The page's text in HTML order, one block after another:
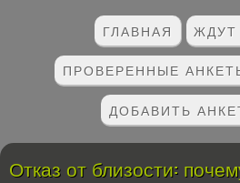
ГЛАВНАЯ ЖДУТ
ПРОВЕРЕННЫЕ
ДОБАВИТЬ
Отказ от близости: